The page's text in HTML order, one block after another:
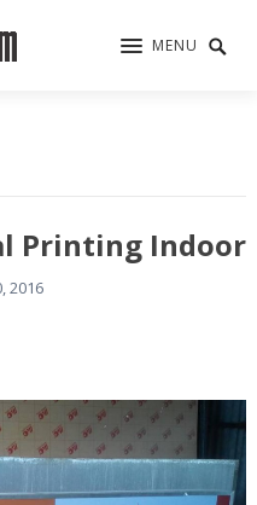
MENU
Printing Indoor
2016